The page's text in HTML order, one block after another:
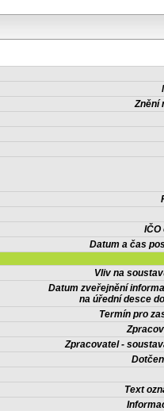
Znění
IČO
Datum a čas
Vliv na
Datum zveřejnění
na úřední desce
Termín pro
Zpracovatel -
Text